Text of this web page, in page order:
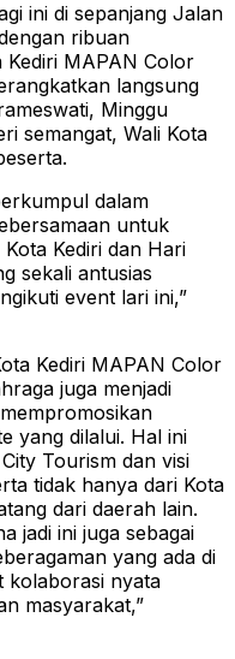
ini di sepanjang Jalan
ribuan
Kediri MAPAN Color
langsung
Minggu
semangat, Wali Kota
dalam
untuk
Kediri dan Hari
sekali antusias
event lari ini,”
Kediri MAPAN Color
juga menjadi
yang dilalui. Hal ini
Tourism dan visi
tidak hanya dari Kota
dari daerah lain.
jadi ini juga sebagai
yang ada di
kolaborasi nyata
masyarakat,”